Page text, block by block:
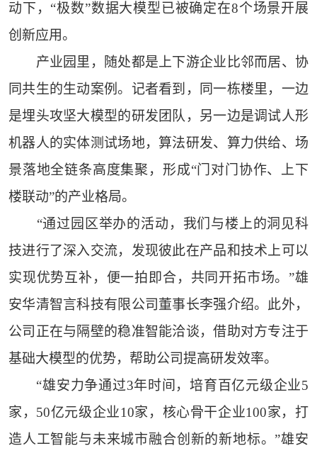
动下，“极数”数据大模型已被确定在8个场景开展
创新应用。
产业园里，随处都是上下游企业比邻而居、协
同共生的生动案例。记者看到，同一栋楼里，一边
是埋头攻坚大模型的研发团队，另一边是调试人形
机器人的实体测试场地，算法研发、算力供给、场
景落地全链条高度集聚，形成“门对门协作、上下
楼联动”的产业格局。
“通过园区举办的活动，我们与楼上的洞见科
技进行了深入交流，发现彼此在产品和技术上可以
实现优势互补，便一拍即合，共同开拓市场。”雄
安华清智言科技有限公司董事长李强介绍。此外，
公司正在与隔壁的稳准智能洽谈，借助对方专注于
基础大模型的优势，帮助公司提高研发效率。
“雄安力争通过3年时间，培育百亿元级企业5
家，50亿元级企业10家，核心骨干企业100家，打
造人工智能与未来城市融合创新的新地标。”雄安